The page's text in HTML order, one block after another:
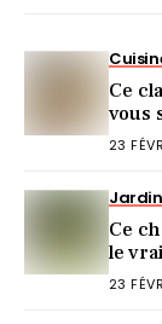
Ce
vous
23
Jardin
Ce
le
23